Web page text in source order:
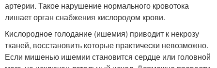
артерии. Такое нарушение нормального кровотока
лишает орган снабжения кислородом крови.
Кислородное голодание (ишемия) приводит к некрозу
тканей, восстановить которые практически невозможно.
Если мишенью ишемии становится сердце или головной